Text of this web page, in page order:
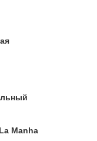
Manha